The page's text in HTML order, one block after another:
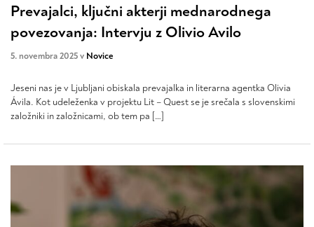
Prevajalci, ključni akterji mednarodnega
povezovanja: Intervju z Olivio Avilo
5. novembra 2025 v Novice
Jeseni nas je v Ljubljani obiskala prevajalka in literarna agentka Olivia
Ávila. Kot udeleženka v projektu Lit – Quest se je srečala s slovenskimi
založniki in založnicami, ob tem pa […]